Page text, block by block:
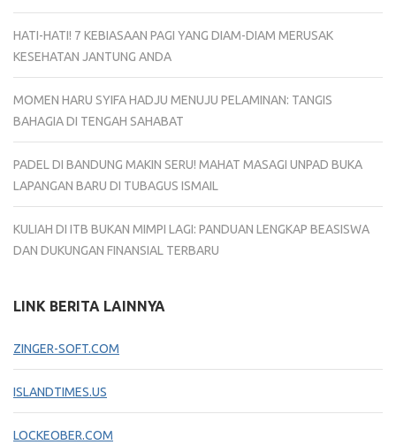
HATI-HATI! 7 KEBIASAAN PAGI YANG DIAM-DIAM MERUSAK
KESEHATAN JANTUNG ANDA
MOMEN HARU SYIFA HADJU MENUJU PELAMINAN: TANGIS
BAHAGIA DI TENGAH SAHABAT
PADEL DI BANDUNG MAKIN SERU! MAHAT MASAGI UNPAD BUKA
LAPANGAN BARU DI TUBAGUS ISMAIL
KULIAH DI ITB BUKAN MIMPI LAGI: PANDUAN LENGKAP BEASISWA
DAN DUKUNGAN FINANSIAL TERBARU
LINK BERITA LAINNYA
ZINGER-SOFT.COM
ISLANDTIMES.US
LOCKEOBER.COM